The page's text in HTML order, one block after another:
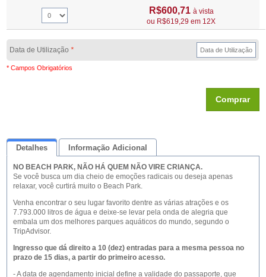
R$600,71 à vista
ou R$619,29 em 12X
Data de Utilização*
* Campos Obrigatórios
Comprar
Detalhes Informação Adicional
Queremos Saber Sua Opinião
NO BEACH PARK, NÃO HÁ QUEM NÃO VIRE CRIANÇA.
Se você busca um dia cheio de emoções radicais ou deseja apenas
relaxar, você curtirá muito o Beach Park.
Venha encontrar o seu lugar favorito dentre as várias atrações e os
7.793.000 litros de água e deixe-se levar pela onda de alegria que
embala um dos melhores parques aquáticos do mundo, segundo o
TripAdvisor.
Ingresso que dá direito a 10 (dez) entradas para a mesma pessoa no
prazo de 15 dias, a partir do primeiro acesso.
- A data de agendamento inicial define a validade do passaporte, que